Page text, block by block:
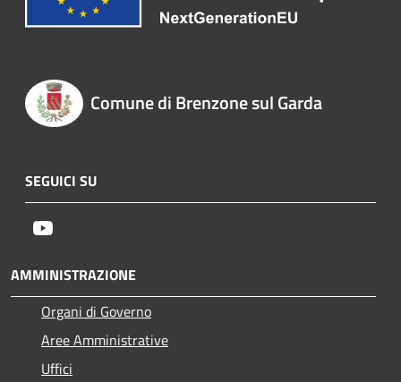
Comune di Brenzone sul Garda
SEGUICI SU
AMMINISTRAZIONE
Organi di Governo
Aree Amministrative
Uffici